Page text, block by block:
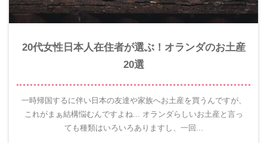
20代女性日本人在住者が選ぶ！オランダのお土産
20選
一時帰国するに伴い日本の友達や家族へお土産を買うんですが、
これがまぁ結構悩むんですよね... オランダらしいお土産と言っ
ても種類はいろいろありますし、一回...